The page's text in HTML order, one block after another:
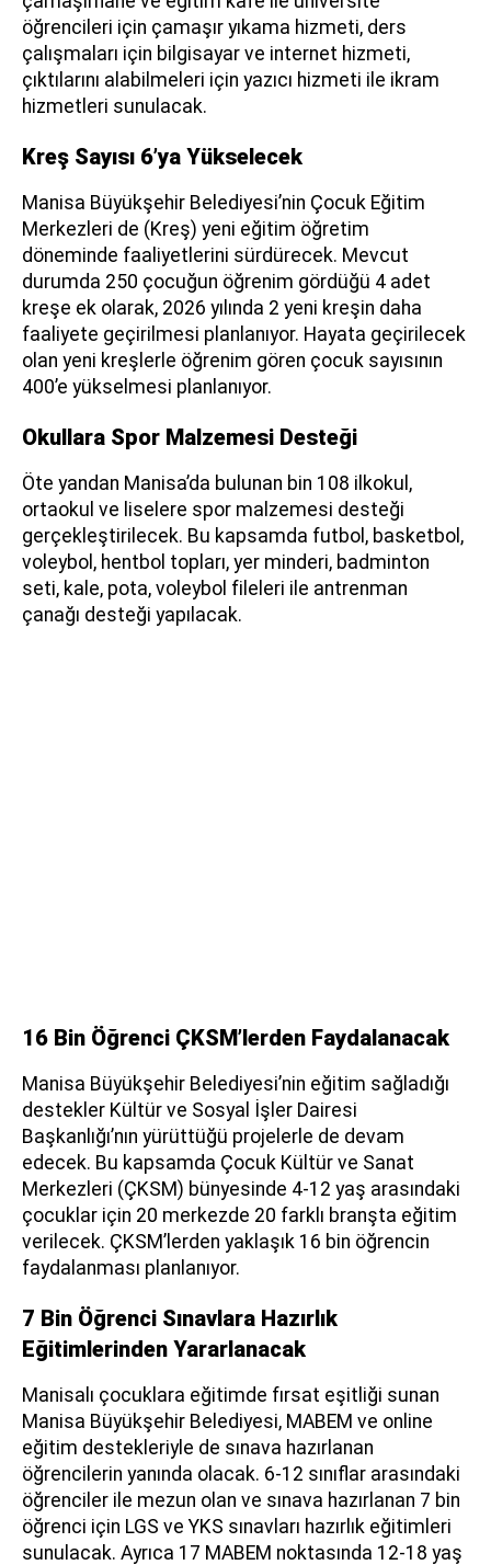
öğrencileri için çamaşır yıkama hizmeti, ders
çalışmaları için bilgisayar ve internet hizmeti,
çıktılarını alabilmeleri için yazıcı hizmeti ile ikram
hizmetleri sunulacak.
Kreş Sayısı 6’ya Yükselecek
Manisa Büyükşehir Belediyesi’nin Çocuk Eğitim
Merkezleri de (Kreş) yeni eğitim öğretim
döneminde faaliyetlerini sürdürecek. Mevcut
durumda 250 çocuğun öğrenim gördüğü 4 adet
kreşe ek olarak, 2026 yılında 2 yeni kreşin daha
faaliyete geçirilmesi planlanıyor. Hayata geçirilecek
olan yeni kreşlerle öğrenim gören çocuk sayısının
400’e yükselmesi planlanıyor.
Okullara Spor Malzemesi Desteği
Öte yandan Manisa’da bulunan bin 108 ilkokul,
ortaokul ve liselere spor malzemesi desteği
gerçekleştirilecek. Bu kapsamda futbol, basketbol,
voleybol, hentbol topları, yer minderi, badminton
seti, kale, pota, voleybol fileleri ile antrenman
çanağı desteği yapılacak.
16 Bin Öğrenci ÇKSM’lerden Faydalanacak
Manisa Büyükşehir Belediyesi’nin eğitim sağladığı
destekler Kültür ve Sosyal İşler Dairesi
Başkanlığı’nın yürüttüğü projelerle de devam
edecek. Bu kapsamda Çocuk Kültür ve Sanat
Merkezleri (ÇKSM) bünyesinde 4-12 yaş arasındaki
çocuklar için 20 merkezde 20 farklı branşta eğitim
verilecek. ÇKSM’lerden yaklaşık 16 bin öğrencin
faydalanması planlanıyor.
7 Bin Öğrenci Sınavlara Hazırlık
Eğitimlerinden Yararlanacak
Manisalı çocuklara eğitimde fırsat eşitliği sunan
Manisa Büyükşehir Belediyesi, MABEM ve online
eğitim destekleriyle de sınava hazırlanan
öğrencilerin yanında olacak. 6-12 sınıflar arasındaki
öğrenciler ile mezun olan ve sınava hazırlanan 7 bin
öğrenci için LGS ve YKS sınavları hazırlık eğitimleri
sunulacak. Ayrıca 17 MABEM noktasında 12-18 yaş